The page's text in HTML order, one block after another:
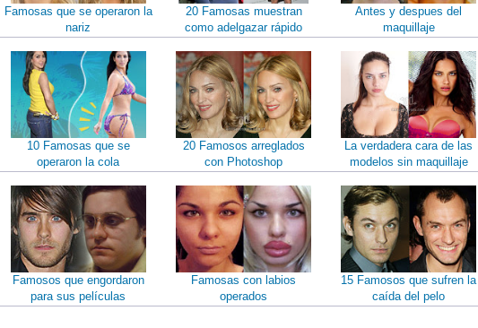
Famosas que se operaron la
nariz
20 Famosas muestran
como adelgazar rápido
Antes y despues del
maquillaje
10 Famosas que se
operaron la cola
20 Famosos arreglados
con Photoshop
La verdadera cara de las
modelos sin maquillaje
Famosos que engordaron
para sus películas
Famosas con labios
operados
15 Famosos que sufren la
caída del pelo